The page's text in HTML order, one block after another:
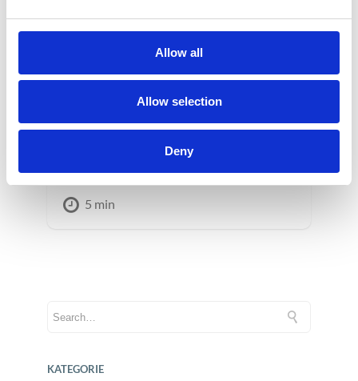
Allow all
Allow selection
Deny
wyzwanie. Klienci są czasem niemal
“atakowani” wieloma mało istotnymi dla
nich treściami. Rozwiązaniem, które
umożliwia odnalezienie się w tych
warunkach jest zautomatyzowanie
działań marketingowych.
5 min
KATEGORIE